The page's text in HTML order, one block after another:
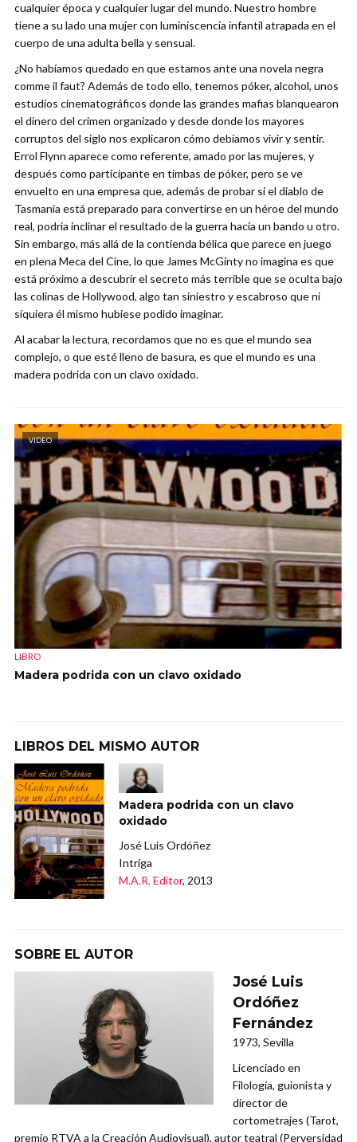
cualquier época y cualquier lugar del mundo. Nuestro hombre
tiene a su lado una mujer con luminiscencia infantil atrapada en el
cuerpo de una adulta bella y sensual.
¿No habíamos quedado en que estamos ante una novela negra
comme il faut? Además de todo ello, tenemos póker, alcohol, unos
estudios cinematográficos donde las grandes mafias blanquearon
el dinero del crimen organizado y desde donde los mayores
corruptos del siglo nos explicaron cómo debíamos vivir y sentir.
Errol Flynn aparece como referente, amado por las mujeres, y
después como participante en timbas de póker, pero se ve
envuelto en una empresa que, además de probar si el diablo de
Tasmania está preparado para convertirse en un héroe del mundo
real, podría inclinar el resultado de la guerra hacia un bando u otro.
Sin embargo, más allá de la contienda bélica que parece en juego
en plena Meca del Cine, lo que James McGinty no imagina es que
está próximo a descubrir el secreto más terrible que se oculta bajo
las colinas de Hollywood, algo tan siniestro y escabroso que ni
siquiera él mismo hubiese podido imaginar.
Al acabar la lectura, recordamos que no es que el mundo sea
complejo, o que esté lleno de basura, es que el mundo es una
madera podrida con un clavo oxidado.
VIDEO
LIBRO
Madera podrida con un clavo oxidado
LIBROS DEL MISMO AUTOR
Madera podrida con un clavo
oxidado
José Luis Ordóñez
Intriga
M.A.R. Editor, 2013
SOBRE EL AUTOR
José Luis
Ordóñez
Fernández
1973, Sevilla
Licenciado en
Filología, guionista y
director de
cortometrajes (Tarot,
premio RTVA a la Creación Audiovisual), autor teatral (Perversidad